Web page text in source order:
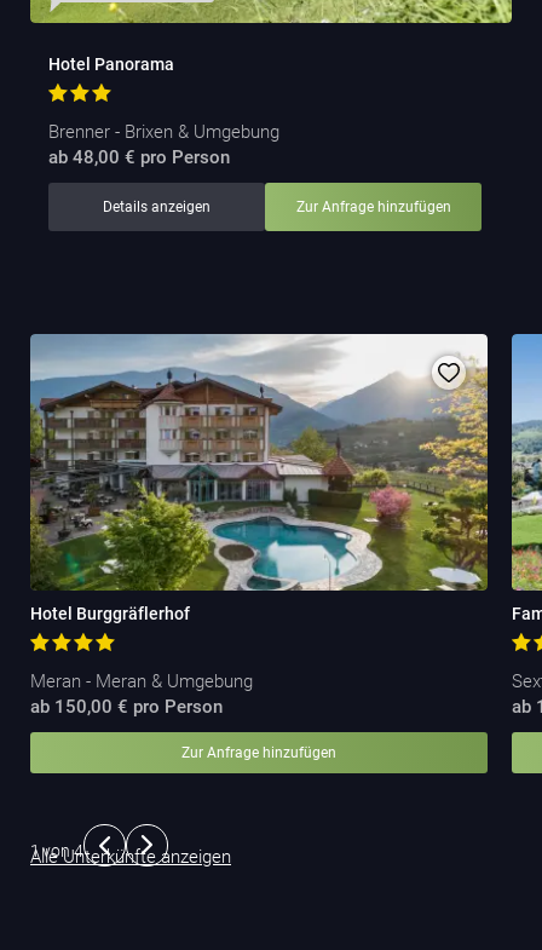
Hotel Panorama
Brenner - Brixen & Umgebung
ab 48,00 € pro Person
Details anzeigen Zur Anfrage hinzufügen
Hotel Burggräflerhof
Meran - Meran & Umgebung
ab 150,00 € pro Person
Zur Anfrage hinzufügen
ab
Alle Unterkünfte anzeigen
1von4